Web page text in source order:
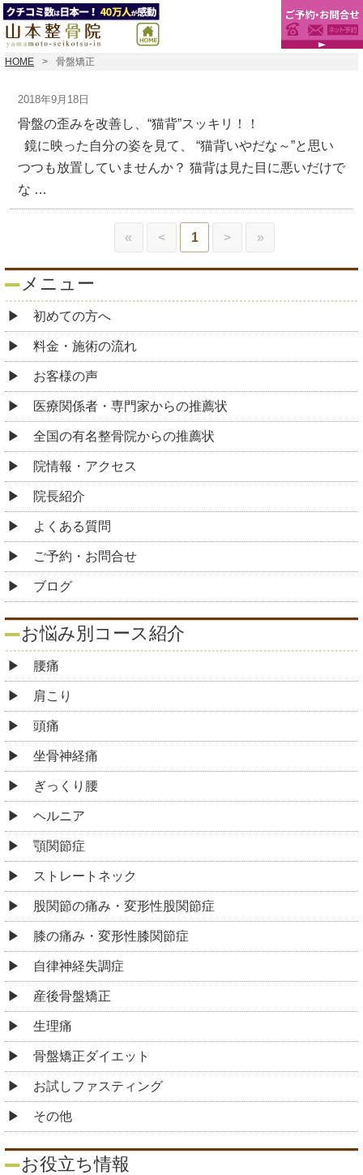
HOME 骨盤矯正
2018年9月18日
骨盤の歪みを改善し、“猫背”スッキリ！！
鏡に映った自分の姿を見て、 “猫背いやだな～”と思い
つつも放置していませんか？ 猫背は見た目に悪いだけで
な …
« < 1 > »
メニュー
初めての方へ
料金・施術の流れ
お客様の声
医療関係者・専門家からの推薦状
全国の有名整骨院からの推薦状
院情報・アクセス
院長紹介
よくある質問
ご予約・お問合せ
ブログ
お悩み別コース紹介
腰痛
肩こり
頭痛
坐骨神経痛
ぎっくり腰
ヘルニア
顎関節症
ストレートネック
股関節の痛み・変形性股関節症
膝の痛み・変形性膝関節症
自律神経失調症
産後骨盤矯正
生理痛
骨盤矯正ダイエット
お試しファスティング
その他
お役立ち情報